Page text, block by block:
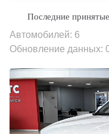
Автомобилей: 6
Обновление данных: